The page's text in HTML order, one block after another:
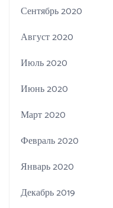
Сентябрь 2020
Август 2020
Июль 2020
Июнь 2020
Март 2020
Февраль 2020
Январь 2020
Декабрь 2019